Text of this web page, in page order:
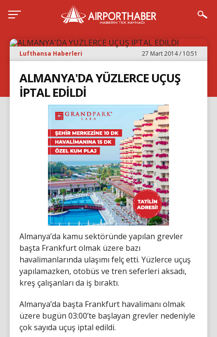
Lufthansa Haberleri 27 Mart 2014 / 10:51
ALMANYA'DA YÜZLERCE UÇUŞ
İPTAL EDİLDİ
Almanya’da kamu sektöründe yapılan grevler
başta Frankfurt olmak üzere bazı
havalimanlarında ulaşımı felç etti. Yüzlerce uçuş
yapılamazken, otobüs ve tren seferleri aksadı,
kreş çalışanları da iş bıraktı.
Almanya’da başta Frankfurt havalimanı olmak
üzere bugün 03:00’te başlayan grevler nedeniyle
çok sayıda uçuş iptal edildi.